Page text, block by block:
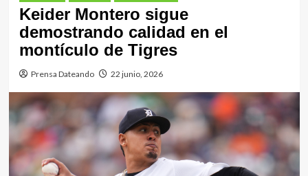
Keider Montero sigue
demostrando calidad en el
montículo de Tigres
Prensa Dateando 22 junio, 2026